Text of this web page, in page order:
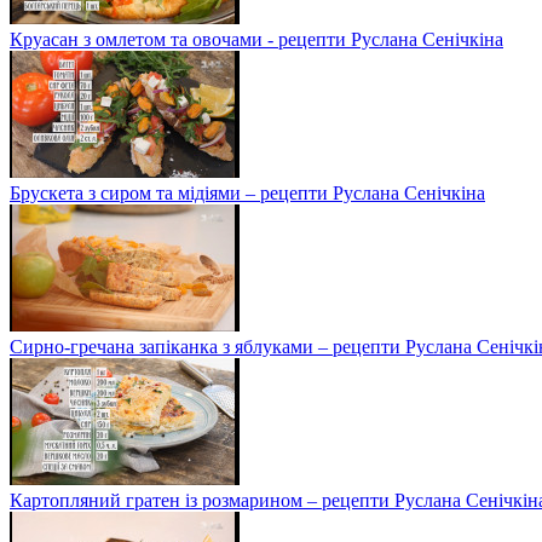
Круасан з омлетом та овочами - рецепти Руслана Сенічкіна
Брускета з сиром та мідіями – рецепти Руслана Сенічкіна
Сирно-гречана запіканка з яблуками – рецепти Руслана
Картопляний гратен із розмарином – рецепти Руслана